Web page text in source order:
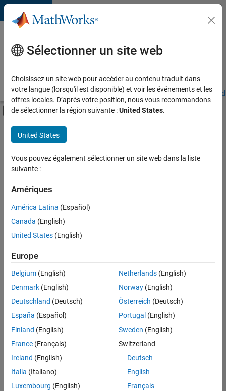
Passer au contenu
Votre
carrière
chez
Accueil Explorer nos opportunités Adresses de nos bureaux
Activer/désactiver l'affichage du menu
Contenu principal
FILTRER PAR
Ingénierie de la qualité
Ingénierie des processus logiciels
Rédaction technique
Enregistrer
sélectionnées
Les
descriptions
poste
n’ont
pas
été
traduites.
Effectuez
Sélectionner un site web
Choisissez un site web pour accéder au contenu traduit dans
votre langue (lorsqu'il est disponible) et voir les événements et les
offres locales. D’après votre position, nous vous recommandons
de sélectionner la région suivante :United States.
United States
Vous pouvez également sélectionner un site web dans la liste
suivante :
Amériques
América Latina (Español)
Canada (English)
United States (English)
Europe
Belgium (English)
Denmark (English)
Deutschland (Deutsch)
España (Español)
Finland (English)
France (Français)
Ireland (English)
Italia (Italiano)
Luxembourg (English)
Netherlands(English)
Norway(English)
Österreich (Deutsch)
Portugal (English)
Sweden (English)
Switzerland
Deutsch
English
Français